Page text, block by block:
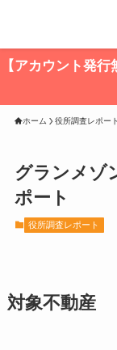
【アカウント発
ホーム 役所調査レポート
グランメゾ
ポート
役所調査レポート
対象不動産